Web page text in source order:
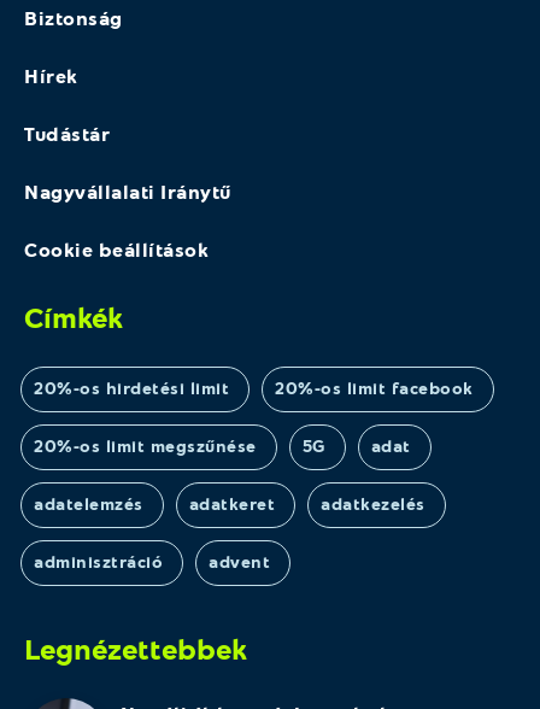
Biztonság
Hírek
Tudástár
Nagyvállalati Iránytű
Cookie beállítások
Címkék
20%-os hirdetési limit 20%-os limit facebook
20%-os limit megszűnése 5G adat
adatelemzés adatkeret adatkezelés
adminisztráció advent
Legnézettebbek